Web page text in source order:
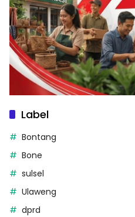
Label
Bontang
Bone
sulsel
Ulaweng
dprd